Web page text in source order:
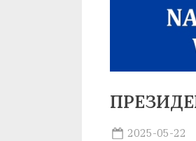
Posted
2025-05-22